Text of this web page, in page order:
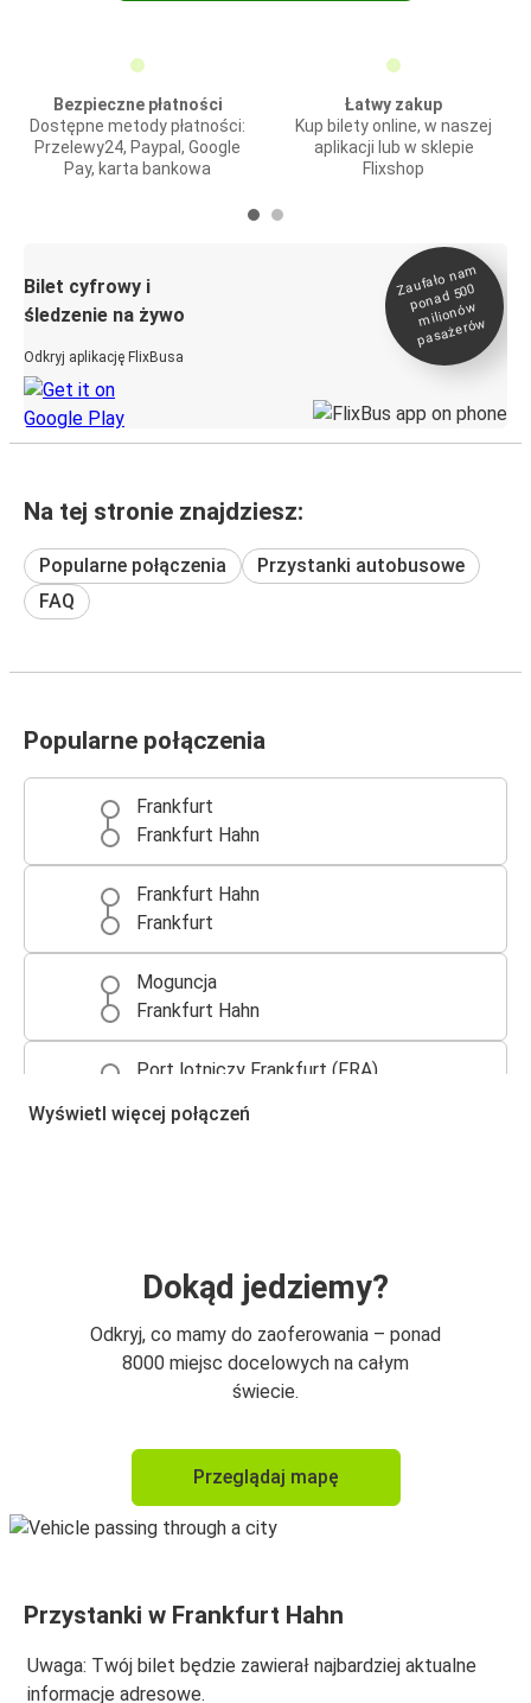
Bezpieczne płatności
Dostępne metody płatności:
Przelewy24, Paypal, Google
Pay, karta bankowa
Łatwy zakup
Kup bilety online, w naszej
aplikacji lub w sklepie
Flixshop
Bilet cyfrowy i
śledzenie na żywo
Odkryj aplikację FlixBusa
Zaufało na
m
ponad 500
milionó
w
pasażeró
w
Na tej stronie znajdziesz:
Popularne połączenia
Przystanki autobusowe
FAQ
Popularne połączenia
Frankfurt
Frankfurt Hahn
Frankfurt Hahn
Frankfurt
Moguncja
Frankfurt Hahn
Port lotniczy Frankfurt (FRA)
Frankfurt Hahn
Frankfurt Hahn
Moguncja
Luksemburg
Trewir
Frankfurt Hahn
Trewir
Frankfurt Hahn
Wyświetl więcej połączeń
Dokąd jedziemy?
Odkryj, co mamy do zaoferowania – ponad
8000 miejsc docelowych na całym
świecie.
Przeglądaj mapę
Przystanki w Frankfurt Hahn
Uwaga: Twój bilet będzie zawierał najbardziej aktualne
informacje adresowe.